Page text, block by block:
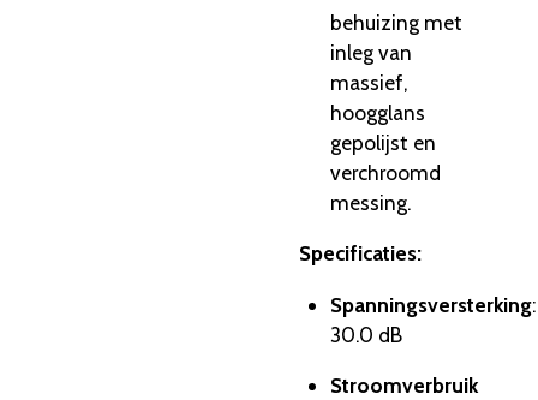
behuizing met
inleg van
massief,
hoogglans
gepolijst en
verchroomd
messing.
Specificaties:
Spanningsversterking:
30.0 dB
Stroomverbruik